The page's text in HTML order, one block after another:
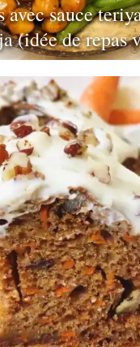
avec sauce
(idée de repas